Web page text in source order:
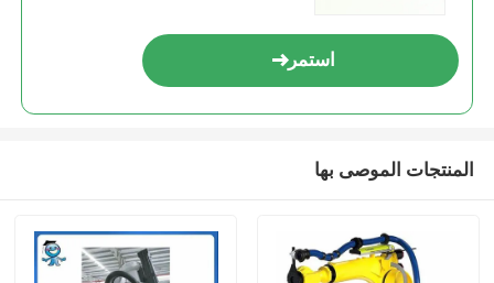
استمر
المنتجات الموصى بها